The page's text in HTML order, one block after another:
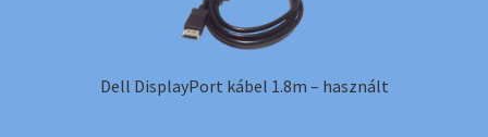
Dell DisplayPort kábel 1.8m – használt